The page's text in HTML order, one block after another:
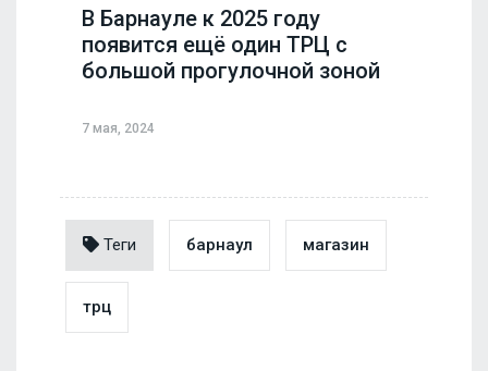
В Барнауле к 2025 году
появится ещё один ТРЦ с
большой прогулочной зоной
7 мая, 2024
Теги барнаул магазин
трц